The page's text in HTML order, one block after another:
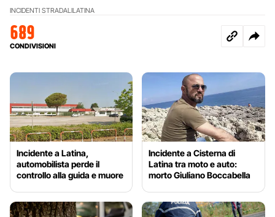
INCIDENTI STRADALILATINA
689
CONDIVISIONI
Incidente a Latina,
automobilista perde il
controllo alla guida e muore
Incidente a Cisterna di
Latina tra moto e auto:
morto Giuliano Boccabella